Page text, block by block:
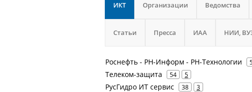
ИКТ Организации Ведомства
Статьи Пресса ИАА НИИ,
Роснефть - РН-Информ - РН-Технологии
Телеком-защита 54 5
РусГидро ИТ сервис 38 3